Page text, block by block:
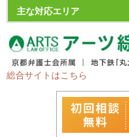
主な対応エリア
総合サイトはこちら